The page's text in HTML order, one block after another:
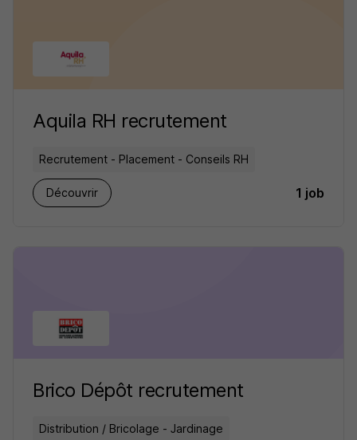
Aquila RH recrutement
Recrutement - Placement - Conseils RH
Découvrir 1 job
Brico Dépôt recrutement
Distribution / Bricolage - Jardinage